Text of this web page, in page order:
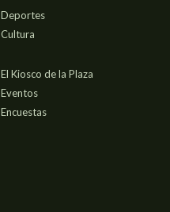
Deportes
Cultura
El Kiosco de la Plaza
Eventos
Encuestas